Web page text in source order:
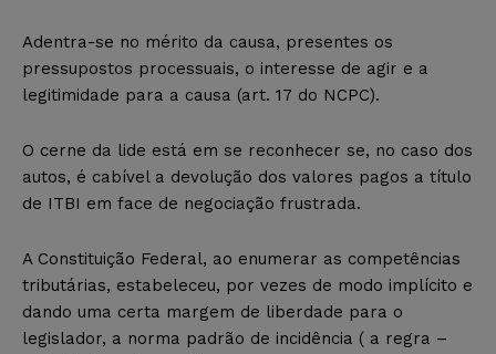
Adentra-se no mérito da causa, presentes os
pressupostos processuais, o interesse de agir e a
legitimidade para a causa (art. 17 do NCPC).
O cerne da lide está em se reconhecer se, no caso dos
autos, é cabível a devolução dos valores pagos a título
de ITBI em face de negociação frustrada.
A Constituição Federal, ao enumerar as competências
tributárias, estabeleceu, por vezes de modo implícito e
dando uma certa margem de liberdade para o
legislador, a norma padrão de incidência ( a regra –